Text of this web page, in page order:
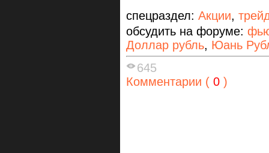
спецраздел: Акции,
обсудить на форуме:
Доллар рубль, Юань
645
Комментарии ( 0 )